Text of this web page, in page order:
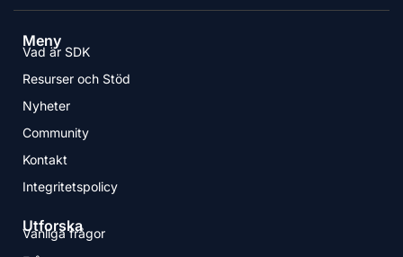
Meny
Vad är SDK
Resurser och Stöd
Nyheter
Community
Kontakt
Integritetspolicy
Utforska
Vanliga frågor